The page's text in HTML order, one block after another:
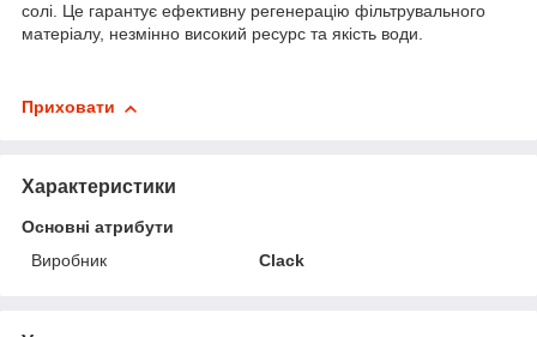
солі. Це гарантує ефективну регенерацію фільтрувального
матеріалу, незмінно високий ресурс та якість води.
Приховати
Характеристики
Основні атрибути
Виробник
Clack